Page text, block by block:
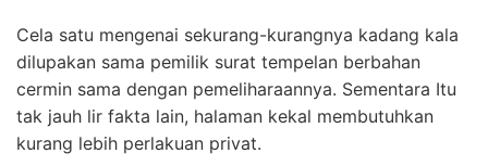
Cela satu mengenai sekurang-kurangnya kadang kala
dilupakan sama pemilik surat tempelan berbahan
cermin sama dengan pemeliharaannya. Sementara Itu
tak jauh lir fakta lain, halaman kekal membutuhkan
kurang lebih perlakuan privat.